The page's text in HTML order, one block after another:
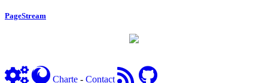
PageStream
Charte - Contact